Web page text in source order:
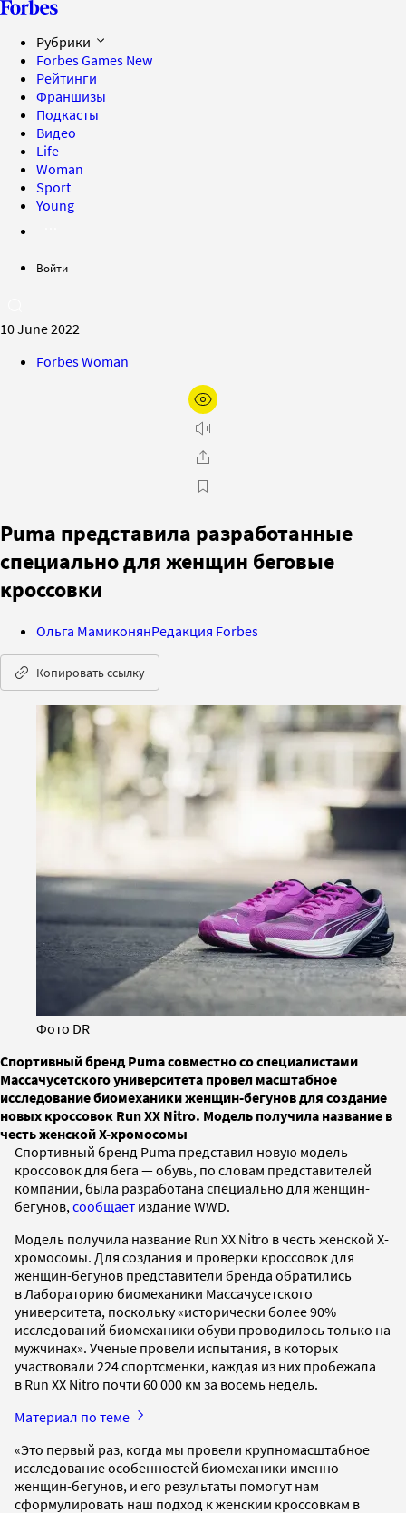
Рубрики
Forbes Games New
Рейтинги
Франшизы
Подкасты
Видео
Life
Woman
Sport
Young
Войти
10 June 2022
Forbes Woman
Puma представила разработанные
специально для женщин беговые
кроссовки
Ольга МамиконянРедакция Forbes
Копировать ссылку
Фото DR
Спортивный бренд Puma совместно со специалистами
Массачусетского университета провел масштабное
исследование биомеханики женщин-бегунов для создание
новых кроссовок Run XX Nitro. Модель получила название в
честь женской Х-хромосомы
Спортивный бренд Puma представил новую модель
кроссовок для бега — обувь, по словам представителей
компании, была разработана специально для женщин-
бегунов, сообщает издание WWD.
Модель получила название Run XX Nitro в честь женской Х-
хромосомы. Для создания и проверки кроссовок для
женщин-бегунов представители бренда обратились
в Лабораторию биомеханики Массачусетского
университета, поскольку «исторически более 90%
исследований биомеханики обуви проводилось только на
мужчинах». Ученые провели испытания, в которых
участвовали 224 спортсменки, каждая из них пробежала
в Run XX Nitro почти 60 000 км за восемь недель.
Материал по теме
«Это первый раз, когда мы провели крупномасштабное
исследование особенностей биомеханики именно
женщин-бегунов, и его результаты помогут нам
сформулировать наш подход к женским кроссовкам в